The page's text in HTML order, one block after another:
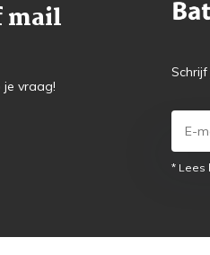
mail
vraag!
* Lees